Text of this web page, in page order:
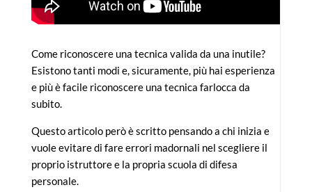
Come riconoscere una tecnica valida da una inutile?
Esistono tanti modi e, sicuramente, più hai esperienza
e più è facile riconoscere una tecnica farlocca da
subito.
Questo articolo però è scritto pensando a chi inizia e
vuole evitare di fare errori madornali nel scegliere il
proprio istruttore e la propria scuola di difesa
personale.